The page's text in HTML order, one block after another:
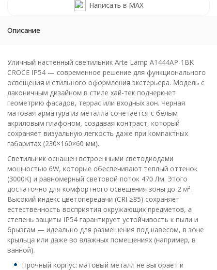
Написать в MAX
Описание
Уличный настенный светильник Arte Lamp A1444AP-1BK
CROCE IP54 — современное решение для функционального
освещения и стильного оформления экстерьера. Модель с
лаконичным дизайном в стиле хай-тек подчеркнет
геометрию фасадов, террас или входных зон. Черная
матовая арматура из металла сочетается с белым
акриловым плафоном, создавая контраст, который
сохраняет визуальную легкость даже при компактных
габаритах (230×160×60 мм).
Светильник оснащен встроенными светодиодами
мощностью 6W, которые обеспечивают теплый оттенок
(3000K) и равномерный световой поток 470 Лм. Этого
достаточно для комфортного освещения зоны до 2 м².
Высокий индекс цветопередачи (CRI ≥85) сохраняет
естественность восприятия окружающих предметов, а
степень защиты IP54 гарантирует устойчивость к пыли и
брызгам — идеально для размещения под навесом, в зоне
крыльца или даже во влажных помещениях (например, в
ванной).
Прочный корпус: матовый металл не выгорает и